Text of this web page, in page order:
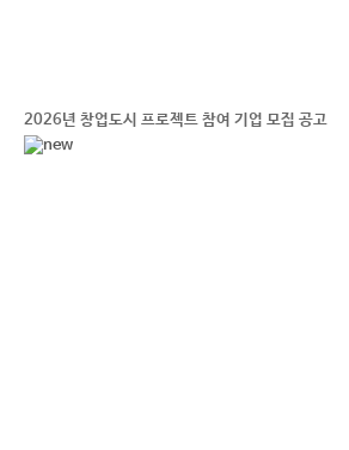
2026년 창업도시 프로젝트 참여 기업 모집 공고